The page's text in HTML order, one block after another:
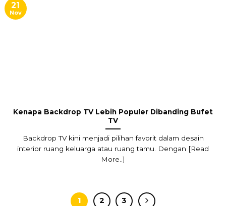
Kenapa Backdrop TV Lebih Populer Dibanding Bufet
TV
Backdrop TV kini menjadi pilihan favorit dalam desain
interior ruang keluarga atau ruang tamu. Dengan [Read
More..]
21
Nov
1 2 3